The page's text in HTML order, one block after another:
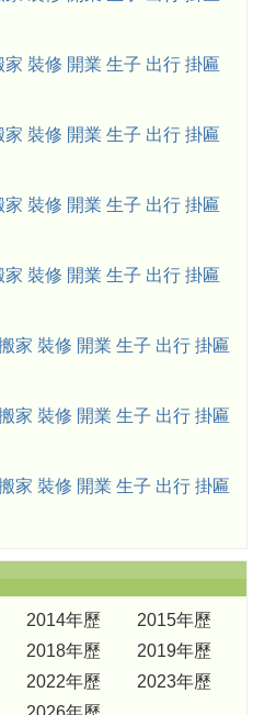
家 裝修 開業 生子 出行 掛匾
家 裝修 開業 生子 出行 掛匾
家 裝修 開業 生子 出行 掛匾
家 裝修 開業 生子 出行 掛匾
家 裝修 開業 生子 出行 掛匾
家 裝修 開業 生子 出行 掛匾
家 裝修 開業 生子 出行 掛匾
2014年歷
2015年歷
2018年歷
2019年歷
2022年歷
2023年歷